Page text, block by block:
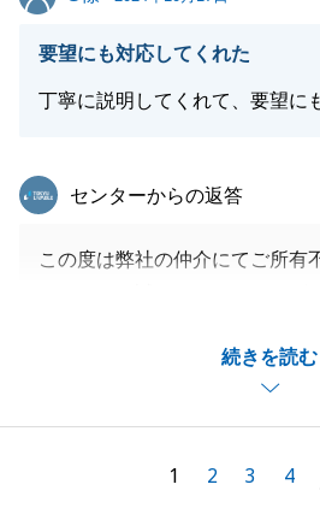
要望にも対応してくれた
丁寧に説明してくれて、要望に
続きを読む
東急リバブル
センターからの返答
この度は弊社の仲介にてご所有
あらためて御礼申し上げます。
今後も何かございましたらいつ
1 2 3 4